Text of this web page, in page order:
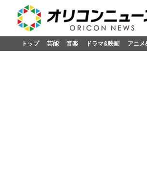
トップ 芸能 音楽 ドラマ&映画 アニメ